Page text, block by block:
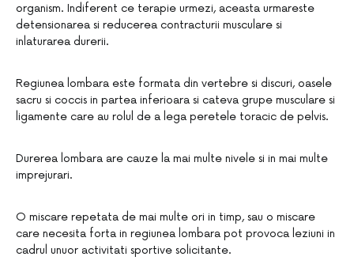
organism. Indiferent ce terapie urmezi, aceasta urmareste
detensionarea si reducerea contracturii musculare si
inlaturarea durerii.
Regiunea lombara este formata din vertebre si discuri, oasele
sacru si coccis in partea inferioara si cateva grupe musculare si
ligamente care au rolul de a lega peretele toracic de pelvis.
Durerea lombara are cauze la mai multe nivele si in mai multe
imprejurari.
O miscare repetata de mai multe ori in timp, sau o miscare
care necesita forta in regiunea lombara pot provoca leziuni in
cadrul unuor activitati sportive solicitante.